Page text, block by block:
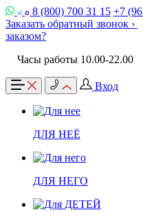
8 (800) 700 31 15 +7
Заказать обратный звонок ›
заказом?
Часы работы 10.00-22.00
Вход
ДЛЯ НЕЁ
ДЛЯ НЕГО